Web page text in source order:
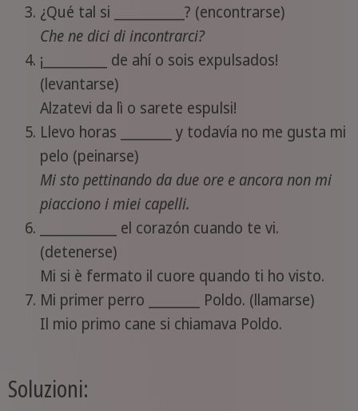
¿Qué tal si ___________? (encontrarse)
Che ne dici di incontrarci?
¡__________ de ahí o sois expulsados!
(levantarse)
Alzatevi da lì o sarete espulsi!
Llevo horas ________ y todavía no me gusta mi
pelo (peinarse)
Mi sto pettinando da due ore e ancora non mi
piacciono i miei capelli.
____________ el corazón cuando te vi.
(detenerse)
Mi si è fermato il cuore quando ti ho visto.
Mi primer perro ________ Poldo. (llamarse)
Il mio primo cane si chiamava Poldo.
Soluzioni: